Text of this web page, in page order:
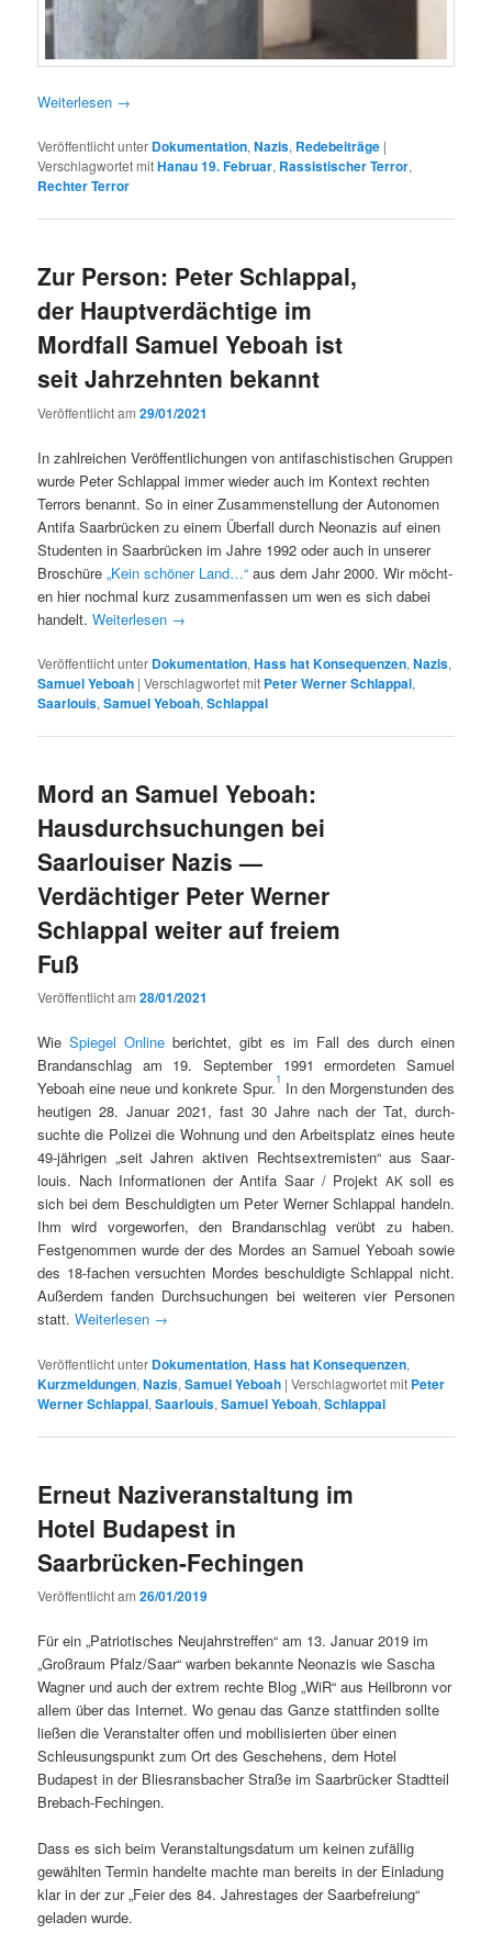
Weit­er­lesen →
Veröffentlicht unter Dokumentation,Nazis, Redebeiträge |
Verschlagwortet mitHanau 19. Februar, Rassistischer Terror,
Rechter Terror
Zur Person: Peter Schlappal,
der Hauptverdächtige im
Mordfall Samuel Yeboah ist
seit Jahrzehnten bekannt
Veröffentlicht am29/01/2021
In zahlre­ichen Veröf­fentlichun­gen von antifaschis­tis­chen Grup­pen
wurde Peter Schlap­pal immer wieder auch im Kon­text recht­en
Ter­rors benan­nt. So in ein­er Zusam­men­stel­lung der Autonomen
Antifa Saar­brück­en zu einem Über­fall durch Neon­azis auf einen
Stu­den­ten in Saar­brück­en im Jahre 1992 oder auch in unser­er
Broschüre„Kein schön­er Land…“ aus dem Jahr 2000. Wir möcht­
en hier nochmal kurz zusam­men­fassen um wen es sich dabei
han­delt.Weit­er­lesen →
Veröffentlicht unter Dokumentation,Hass hat Konsequenzen,Nazis,
Samuel Yeboah |Verschlagwortet mit Peter Werner Schlappal,
Saarlouis,Samuel Yeboah,Schlappal
Mord an Samuel Yeboah:
Hausdurchsuchungen bei
Saarlouiser Nazis —
Verdächtiger Peter Werner
Schlappal weiter auf freiem
Fuß
Veröffentlicht am28/01/2021
WieSpiegelOnline berichtet, gibt es im Fall des durch einen
Bran­dan­schlag am 19. Sep­tem­ber 1991 ermorde­ten Samuel
Yeboah eine neue und konkrete Spur.1 In den Mor­gen­stun­den des
heuti­gen 28. Jan­u­ar 2021, fast 30 Jahre nach der Tat, durch­
suchte die Polizei die Woh­nung und den Arbeit­splatz eines heute
49-jähri­gen „seit Jahren aktiv­en Recht­sex­trem­is­ten“ aus Saar­
louis. Nach Infor­ma­tio­nen der Antifa Saar / Pro­jekt AKsoll es
sich bei dem Beschuldigten um Peter Wern­er Schlap­pal han­deln.
Ihm wird vorge­wor­fen, den Bran­dan­schlag verübt zu haben.
Festgenom­men wurde der des Mordes an Samuel Yeboah sowie
des 18-fachen ver­sucht­en Mordes beschuldigte Schlap­pal nicht.
Außer­dem fan­den Durch­suchun­gen bei weit­eren vier Per­so­n­en
statt.Weit­er­lesen →
Veröffentlicht unter Dokumentation,Hass hat Konsequenzen,
Kurzmeldungen,Nazis,Samuel Yeboah |Verschlagwortet mit Peter
Werner Schlappal,Saarlouis,Samuel Yeboah,Schlappal
Erneut Naziveranstaltung im
Hotel Budapest in
Saarbrücken-Fechingen
Veröffentlicht am26/01/2019
Für ein „Patri­o­tis­ches Neu­jahrstr­e­f­fen“ am 13. Jan­u­ar 2019 im
„Großraum Pfalz/Saar“ war­ben bekan­nte Neon­azis wie Sascha
Wag­n­er und auch der extrem rechte Blog „WiR“ aus Heil­bronn vor
allem über das Inter­net. Wo genau das Ganze stat­tfind­en sollte
ließen die Ver­anstal­ter offen und mobil­isierten über einen
Schleusungspunkt zum Ort des Geschehens, dem Hotel
Budapest in der Blies­rans­bach­er Straße im Saar­brück­er Stadt­teil
Brebach-Fechingen.
Dass es sich beim Ver­anstal­tungs­da­tum um keinen zufäl­lig
gewählten Ter­min han­delte machte man bere­its in der Ein­ladung
klar in der zur „Feier des 84. Jahrestages der Saar­be­freiung“
geladen wurde.